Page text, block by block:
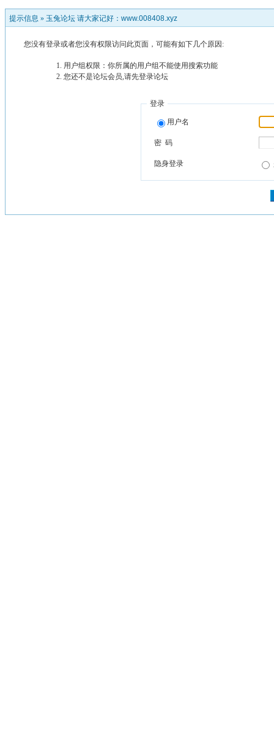
提示信息 » 玉兔论坛 请大家记好：www.008408.xyz
您没有登录或者您没有权限访问此页面，可能有如下几个原因:
用户组权限：你所属的用户组不能使用搜索功能
您还不是论坛会员,请先登录论坛
登录
用户名
密 码
隐身登录